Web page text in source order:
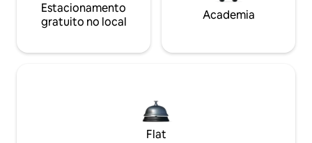
Estacionamento
gratuito no local
Academia
Flat